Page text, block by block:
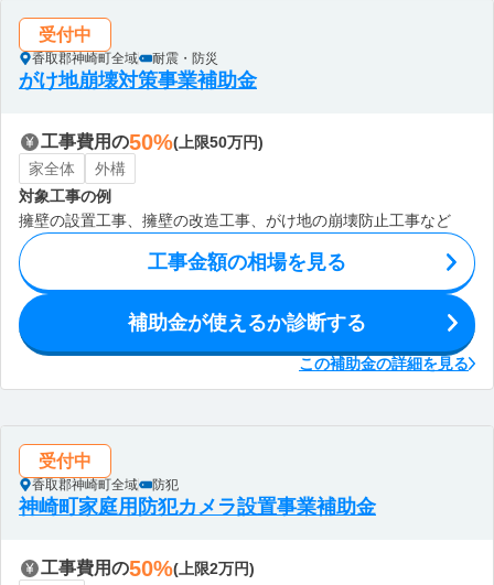
受付中
香取郡神崎町全域 耐震・防災
がけ地崩壊対策事業補助金
工事費用の50%(上限50万円)
家全体
外構
対象工事の例
擁壁の設置工事、擁壁の改造工事、がけ地の崩壊防止工事など
工事金額の相場を見る
補助金が使えるか診断する
この補助金の詳細を見る
受付中
香取郡神崎町全域 防犯
神崎町家庭用防犯カメラ設置事業補助金
工事費用の50%(上限2万円)